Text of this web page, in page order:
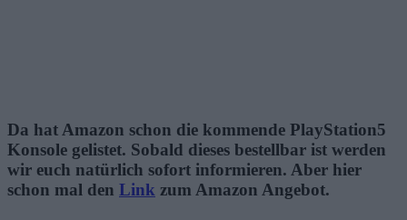
Da hat Amazon schon die kommende PlayStation5
Konsole gelistet. Sobald dieses bestellbar ist werden
wir euch natürlich sofort informieren. Aber hier
schon mal den Link zum Amazon Angebot.